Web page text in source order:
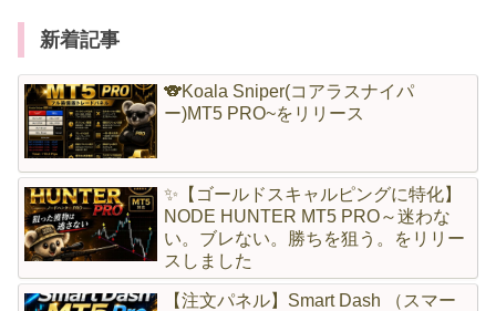
新着記事
🐨Koala Sniper(コアラスナイパ
ー)MT5 PRO~をリリース
✨【ゴールドスキャルピングに特化】
NODE HUNTER MT5 PRO～迷わな
い。ブレない。勝ちを狙う。をリリー
スしました
【注文パネル】Smart Dash （スマー